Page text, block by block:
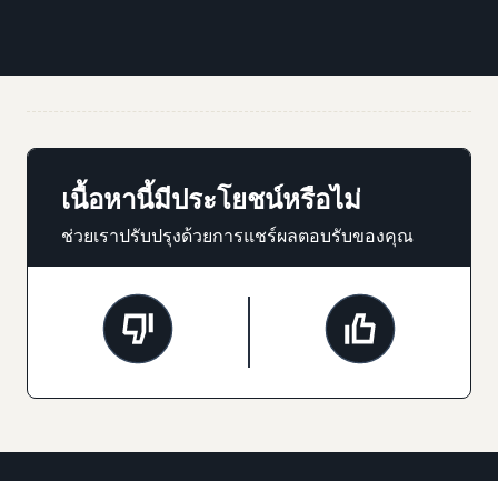
เนื้อหานี้มีประโยชน์หรือไม่
ช่วยเราปรับปรุงด้วยการแชร์ผลตอบรับของคุณ